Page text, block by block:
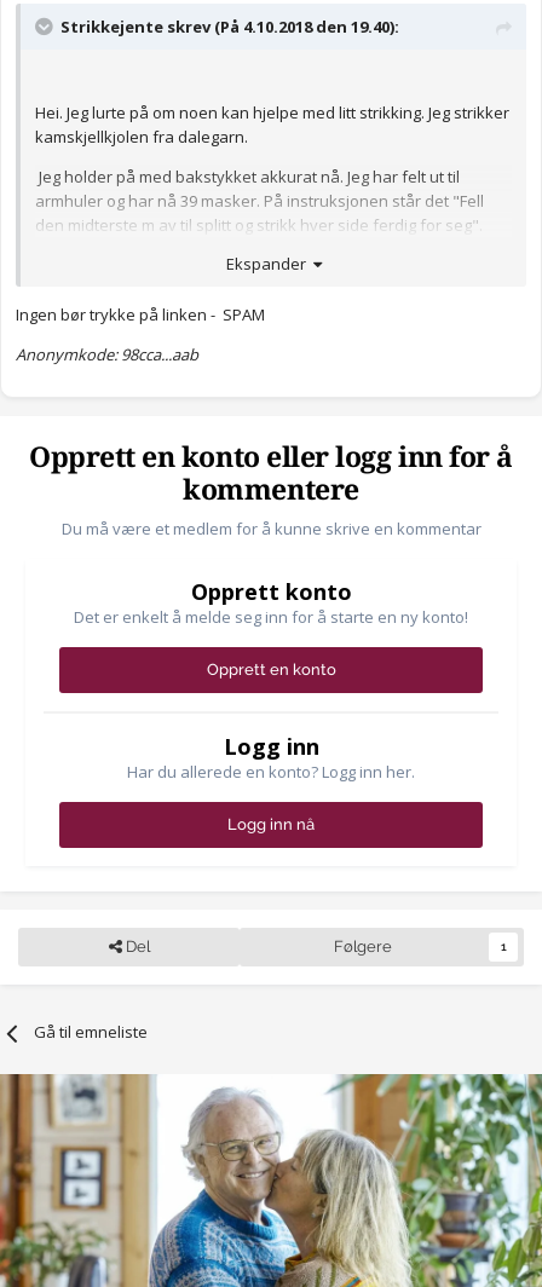
Strikkejente skrev (På 4.10.2018 den 19.40):
Hei. Jeg lurte på om noen kan hjelpe med litt strikking. Jeg strikker
kamskjellkjolen fra dalegarn.
Jeg holder på med bakstykket akkurat nå. Jeg har felt ut til
armhuler og har nå 39 masker. På instruksjonen står det "Fell
den midterste m av til splitt og strikk hver side ferdig for seg".
etter der igjen med bakstykket.
Kan noen hjelpe? Og forklare hva jeg skal gjøre for å bli ferdig
DG_357_06_HR_WEB_ORG-1.pdf
Utilgjengelig
Ekspander
Ingen bør trykke på linken - SPAM
Anonymkode: 98cca...aab
Opprett en konto eller logg inn for å
kommentere
Du må være et medlem for å kunne skrive en kommentar
Opprett konto
Det er enkelt å melde seg inn for å starte en ny konto!
Opprett en konto
Logg inn
Har du allerede en konto? Logg inn her.
Logg inn nå
Del Følgere 1
Gå til emneliste